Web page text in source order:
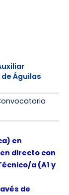
Águilas
en
directo con
a (A1 y
de